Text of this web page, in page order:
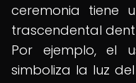
ceremonia tiene
trascendental
Por ejemplo, el
simboliza la luz